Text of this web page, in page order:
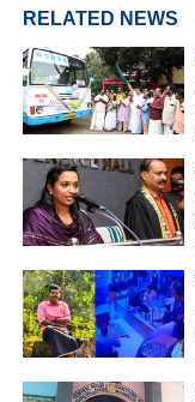
RELATED NEWS